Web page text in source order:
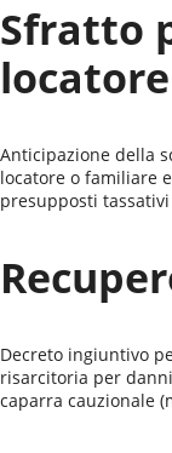
Sfratto
locatore
Anticipazione della
locatore o familiare
presupposti
Decreto ingiuntivo
risarcitoria per
caparra cauzionale